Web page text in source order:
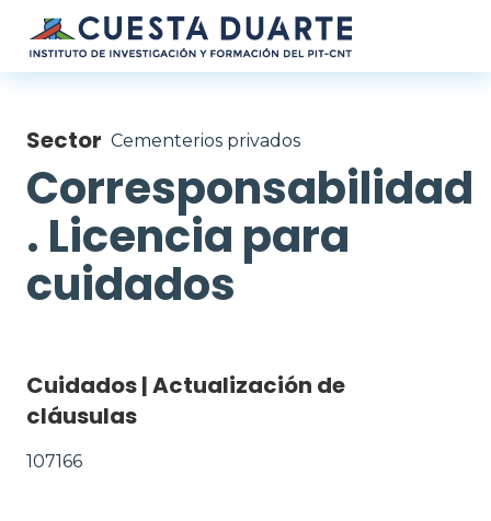
Pasar al contenido principal
Sector Cementerios privados
Corresponsabilidad
. Licencia para
cuidados
Cuidados | Actualización de
cláusulas
107166